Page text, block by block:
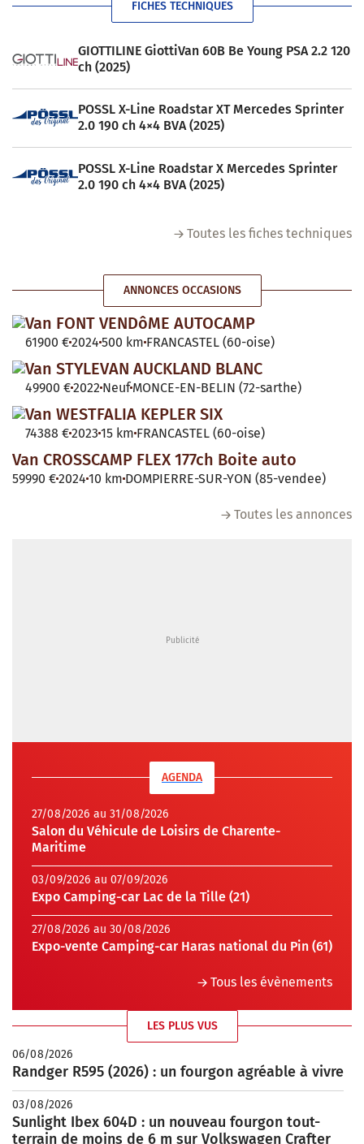
FICHES TECHNIQUES
GIOTTILINE GiottiVan 60B Be Young PSA 2.2 120
ch (2025)
POSSL X-Line Roadstar XT Mercedes Sprinter
2.0 190 ch 4×4 BVA (2025)
POSSL X-Line Roadstar X Mercedes Sprinter
2.0 190 ch 4×4 BVA (2025)
Toutes les fiches techniques
ANNONCES OCCASIONS
Van FONT VENDôME AUTOCAMP
61900 €2024 500 km FRANCASTEL (60-oise)
Van STYLEVAN AUCKLAND BLANC
49900 €2022 Neuf MONCE-EN-BELIN (72-sarthe)
Van WESTFALIA KEPLER SIX
74388 €2023 15 km FRANCASTEL (60-oise)
Van CROSSCAMP FLEX 177ch Boite auto
59990 €2024 10 km DOMPIERRE-SUR-YON (85-vendee)
Toutes les annonces
AGENDA
27/08/2026 au 31/08/2026
Salon du Véhicule de Loisirs de Charente-
Maritime
03/09/2026 au 07/09/2026
Expo Camping-car Lac de la Tille (21)
27/08/2026 au 30/08/2026
Expo-vente Camping-car Haras national du Pin (61)
Tous les évènements
LES PLUS VUS
06/08/2026
Randger R595 (2026) : un fourgon agréable à vivre
03/08/2026
Sunlight Ibex 604D : un nouveau fourgon tout-
terrain de moins de 6 m sur Volkswagen Crafter